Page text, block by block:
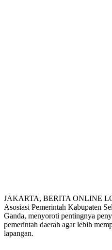
JAKARTA, BERITA ONLINE
Asosiasi Pemerintah Kabupaten
Ganda, menyoroti pentingnya
pemerintah daerah agar lebih
lapangan.